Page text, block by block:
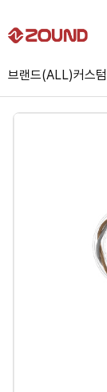
브랜드(ALL)커스텀